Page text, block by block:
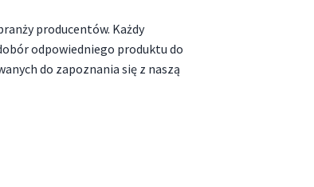
producentów. Każdy
odpowiedniego produktu do
do zapoznania się z naszą